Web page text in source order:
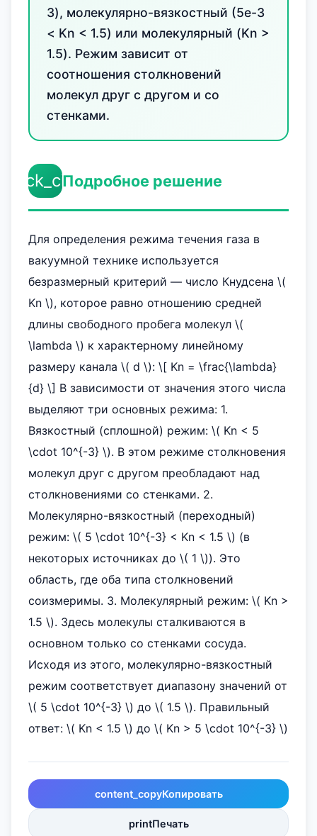
3), молекулярно-вязкостный (5e-3
< Kn < 1.5) или молекулярный (Kn >
1.5). Режим зависит от
соотношения столкновений
молекул друг с другом и со
стенками.
Подробное решение
Для определения режима течения газа в
вакуумной технике используется
безразмерный критерий — число Кнудсена \(
Kn \), которое равно отношению средней
длины свободного пробега молекул \(
\lambda \) к характерному линейному
размеру канала \( d \): \[ Kn = \frac{\lambda}
{d} \] В зависимости от значения этого числа
выделяют три основных режима: 1.
Вязкостный (сплошной) режим: \( Kn < 5
\cdot 10^{-3} \). В этом режиме столкновения
молекул друг с другом преобладают над
столкновениями со стенками. 2.
Молекулярно-вязкостный (переходный)
режим: \( 5 \cdot 10^{-3} < Kn < 1.5 \) (в
некоторых источниках до \( 1 \)). Это
область, где оба типа столкновений
соизмеримы. 3. Молекулярный режим: \( Kn >
1.5 \). Здесь молекулы сталкиваются в
основном только со стенками сосуда.
Исходя из этого, молекулярно-вязкостный
режим соответствует диапазону значений от
\( 5 \cdot 10^{-3} \) до \( 1.5 \). Правильный
ответ: \( Kn < 1.5 \) до \( Kn > 5 \cdot 10^{-3} \)
content_copyКопировать
printПечать